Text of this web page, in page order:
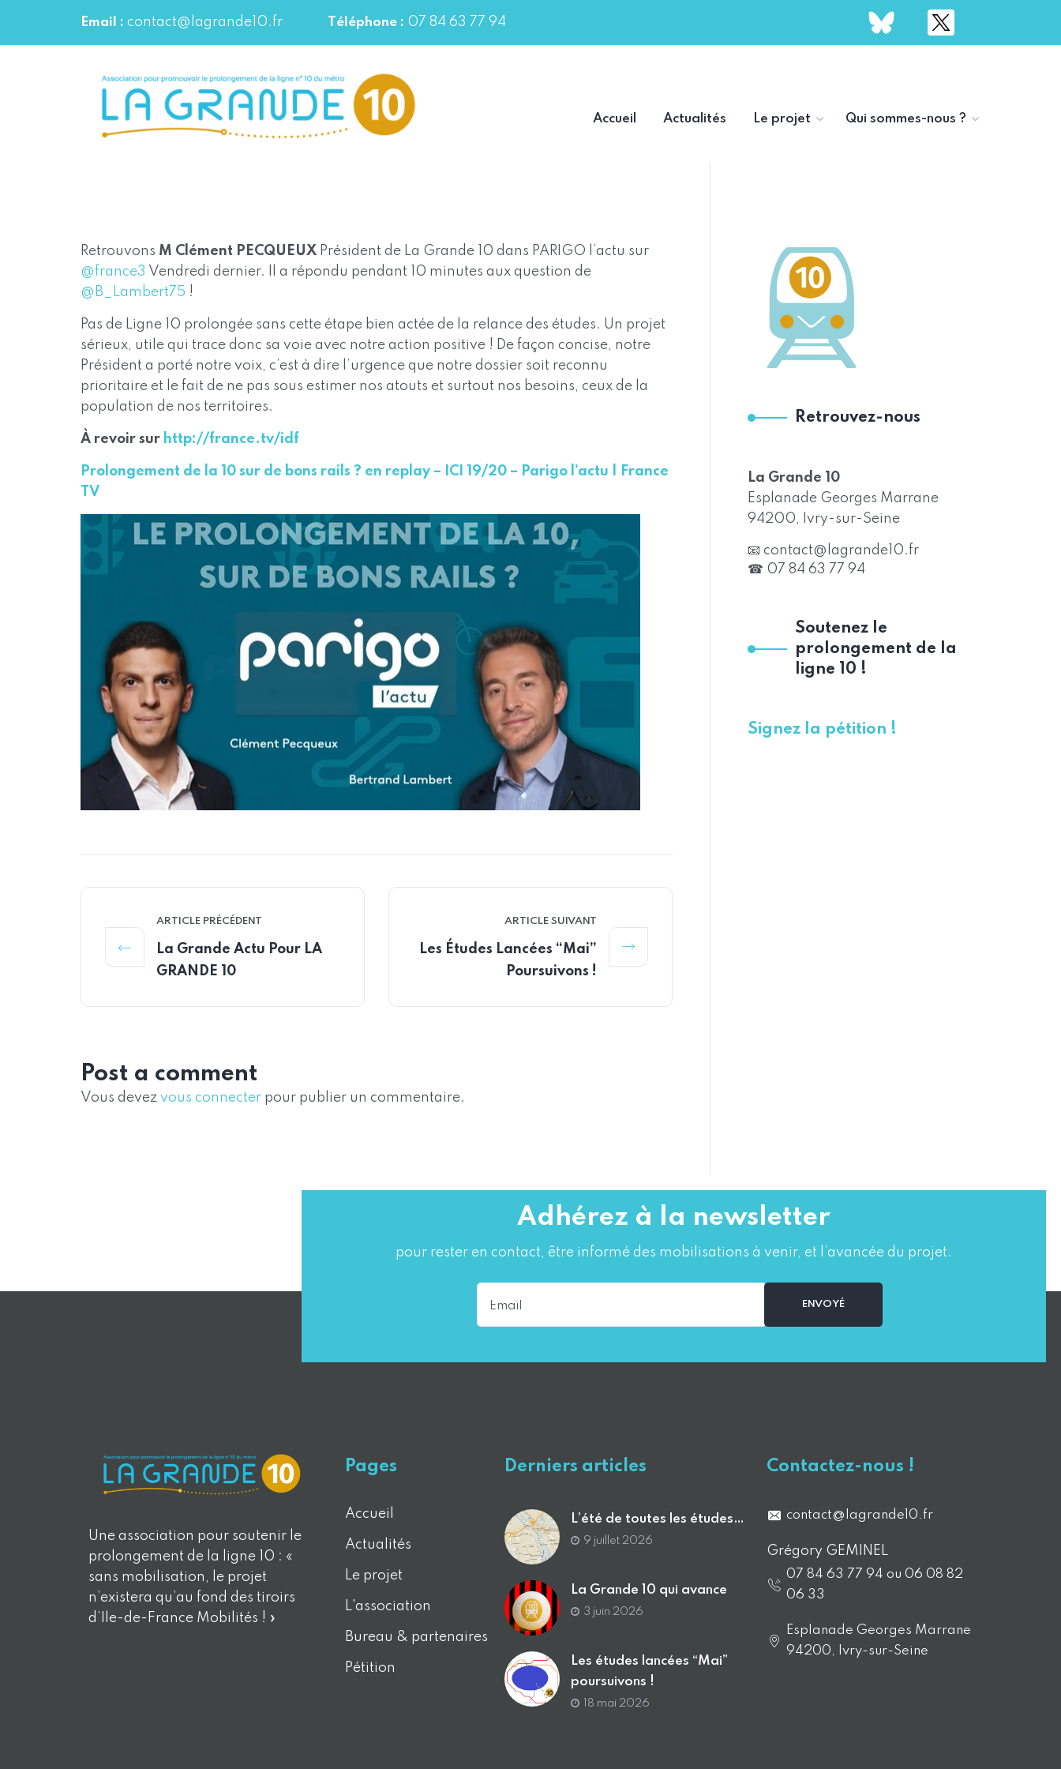
Email : contact@lagrande10.fr Téléphone : 07 84 63 77 94
Accueil Actualités Le projet Qui sommes-nous ?
Retrouvons M Clément PECQUEUX Président de La Grande 10 dans PARIGO l’actu sur
@france3 Vendredi dernier. Il a répondu pendant 10 minutes aux question de
@B_Lambert75 !
Pas de Ligne 10 prolongée sans cette étape bien actée de la relance des études. Un projet
sérieux, utile qui trace donc sa voie avec notre action positive ! De façon concise, notre
Président a porté notre voix, c’est à dire l’urgence que notre dossier soit reconnu
prioritaire et le fait de ne pas sous estimer nos atouts et surtout nos besoins, ceux de la
population de nos territoires.
À revoir sur http://france.tv/idf
Prolongement de la 10 sur de bons rails ? en replay – ICI 19/20 – Parigo l’actu | France
TV
ARTICLE PRÉCÉDENT
La Grande Actu Pour LA
GRANDE 10
ARTICLE SUIVANT
Les Études Lancées “Mai”
Poursuivons !
Post a comment
Vous devez vous connecter pour publier un commentaire.
Retrouvez-nous
La Grande 10
Esplanade Georges Marrane
94200, Ivry-sur-Seine
📧 contact@lagrande10.fr
☎ 07 84 63 77 94
Soutenez le
prolongement de la
ligne 10 !
Signez la pétition !
Adhérez à la newsletter
pour rester en contact, être informé des mobilisations à venir, et l’avancée du projet.
Une association pour soutenir le
prolongement de la ligne 10 : «
sans mobilisation, le projet
n’existera qu’au fond des tiroirs
d’Ile-de-France Mobilités ! »
Pages
Accueil
Actualités
Le projet
L'association
Bureau & partenaires
Pétition
Derniers articles
L’été de toutes les études…
9 juillet 2026
La Grande 10 qui avance
3 juin 2026
Les études lancées “Mai”
poursuivons !
18 mai 2026
Contactez-nous !
contact@lagrande10.fr
Grégory GEMINEL
07 84 63 77 94 ou 06 08 82
06 33
Esplanade Georges Marrane
94200, Ivry-sur-Seine